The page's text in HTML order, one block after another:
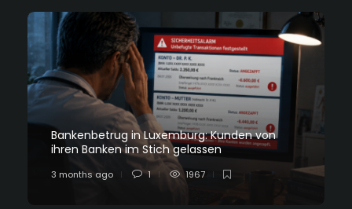
Bankenbetrug in Luxemburg: Kunden von
ihren Banken im Stich gelassen
3 months ago 1 1967